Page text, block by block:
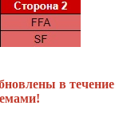
в течение